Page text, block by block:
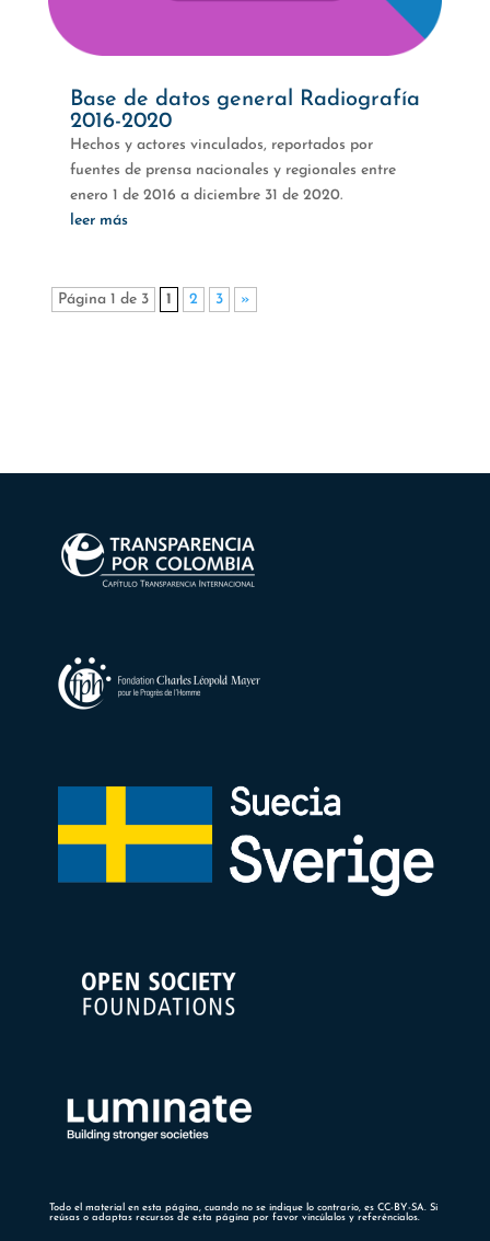
Base de datos general Radiografía
2016-2020
Hechos y actores vinculados, reportados por
fuentes de prensa nacionales y regionales entre
enero 1 de 2016 a diciembre 31 de 2020.
leer más
Página 1 de 3 1 2 3 »
Todo el material en esta página, cuando no se indique lo contrario, es CC-BY-SA. Si
reúsas o adaptas recursos de esta página por favor vincúlalos y referéncialos.